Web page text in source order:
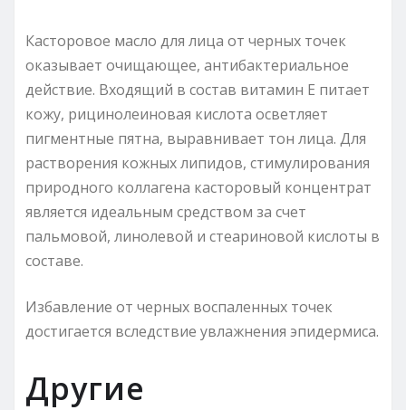
Касторовое масло для лица от черных точек
оказывает очищающее, антибактериальное
действие. Входящий в состав витамин E питает
кожу, рицинолеиновая кислота осветляет
пигментные пятна, выравнивает тон лица. Для
растворения кожных липидов, стимулирования
природного коллагена касторовый концентрат
является идеальным средством за счет
пальмовой, линолевой и стеариновой кислоты в
составе.
Избавление от черных воспаленных точек
достигается вследствие увлажнения эпидермиса.
Другие